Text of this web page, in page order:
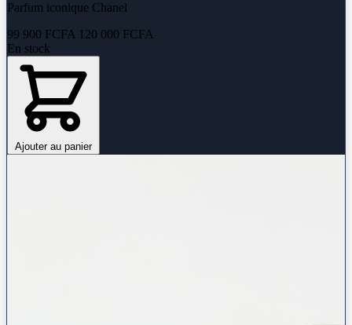
Parfum iconique Chanel
99 900 FCFA 120 000 FCFA
En stock
Ajouter au panier